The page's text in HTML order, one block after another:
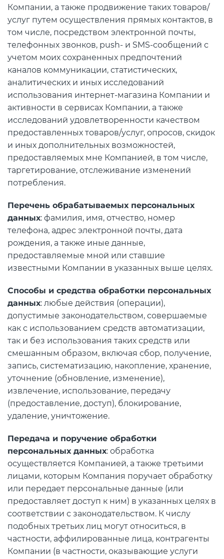
Компании, а также продвижение таких товаров/
услуг путем осуществления прямых контактов, в
том числе, посредством электронной почты,
телефонных звонков, push- и SMS-сообщений с
учетом моих сохраненных предпочтений
каналов коммуникации, статистических,
аналитических и иных исследований
использования интернет-магазина Компании и
активности в сервисах Компании, а также
исследований удовлетворенности качеством
предоставленных товаров/услуг, опросов, скидок
и иных дополнительных возможностей,
предоставляемых мне Компанией, в том числе,
таргетирование, отслеживание изменений
потребления.
Перечень обрабатываемых персональных
данных: фамилия, имя, отчество, номер
телефона, адрес электронной почты, дата
рождения, а также иные данные,
предоставляемые мной или ставшие
известными Компании в указанных выше целях.
Способы и средства обработки персональных
данных: любые действия (операции),
допустимые законодательством, совершаемые
как с использованием средств автоматизации,
так и без использования таких средств или
смешанным образом, включая сбор, получение,
запись, систематизацию, накопление, хранение,
уточнение (обновление, изменение),
извлечение, использование, передачу
(предоставление, доступ), блокирование,
удаление, уничтожение.
Передача и поручение обработки
персональных данных: обработка
осуществляется Компанией, а также третьими
лицами, которым Компания поручает обработку
или передает персональные данные (или
предоставляет доступ к ним) в указанных целях в
соответствии с законодательством. К числу
подобных третьих лиц могут относиться, в
частности, аффилированные лица, контрагенты
Компании (в частности, оказывающие услуги